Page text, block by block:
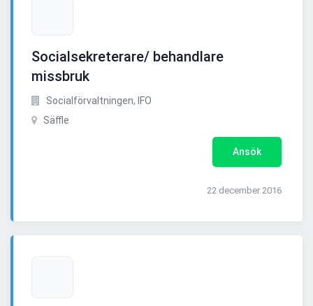
Socialsekreterare/ behandlare
missbruk
Socialförvaltningen, IFO
Säffle
Ansök
22 december 2016